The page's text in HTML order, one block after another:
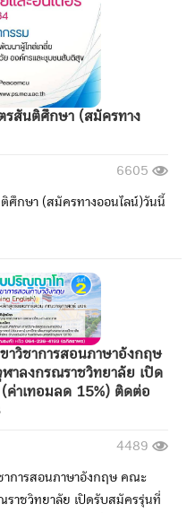
สันติศึกษา (สมัครทาง
6605
ศึกษา (สมัครทางออนไลน์)วันนี้
วิชาการสอนภาษาอังกฤษ
าลงกรณราชวิทยาลัย เปิด
าเทอมลด 15%) ติดต่อ
4489
การสอนภาษาอังกฤษ คณะ
ราชวิทยาลัย เปิดรับสมัครรุ่นที่